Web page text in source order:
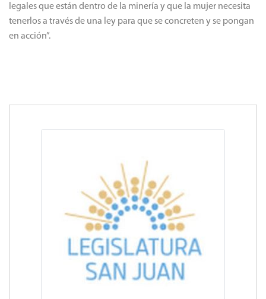
legales que están dentro de la minería y que la mujer necesita
tenerlos a través de una ley para que se concreten y se pongan
en acción”.